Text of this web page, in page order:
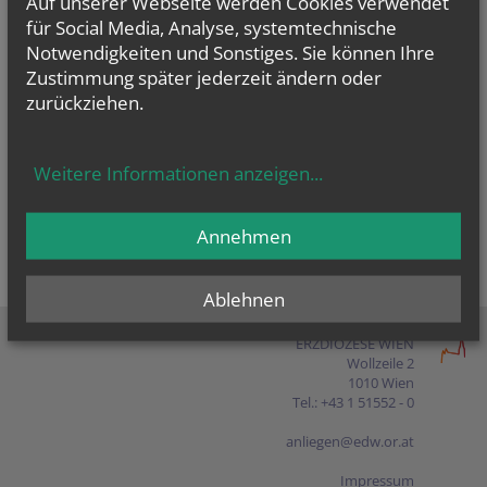
Presse
Shop
ERZDIÖZESE WIEN
Wollzeile 2
1010 Wien
Tel.: +43 1 51552 - 0
anliegen@edw.or.at
Impressum
für Social Media, Analyse, systemtechnische
Notwendigkeiten und Sonstiges. Sie können Ihre
Zustimmung später jederzeit ändern oder
zurückziehen.
Weitere Informationen anzeigen...
Ablehnen
Annehmen